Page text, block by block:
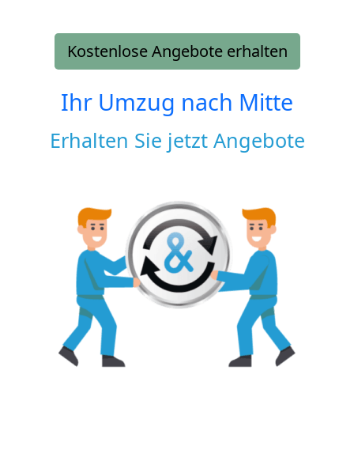
Kostenlose Angebote erhalten
Ihr Umzug nach Mitte
Erhalten Sie jetzt Angebote